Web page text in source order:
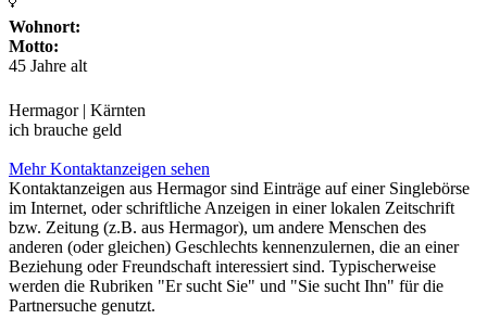
Wohnort:
Motto:
45 Jahre alt
Hermagor | Kärnten
ich brauche geld
Mehr Kontaktanzeigen sehen
Kontaktanzeigen aus Hermagor sind Einträge auf einer Singlebörse
im Internet, oder schriftliche Anzeigen in einer lokalen Zeitschrift
bzw. Zeitung (z.B. aus Hermagor), um andere Menschen des
anderen (oder gleichen) Geschlechts kennenzulernen, die an einer
Beziehung oder Freundschaft interessiert sind. Typischerweise
werden die Rubriken "Er sucht Sie" und "Sie sucht Ihn" für die
Partnersuche genutzt.